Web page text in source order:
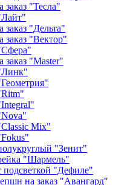
заказ "Тесла"
"Дельта"
заказ "Вектор"
заказ "Master"
Mix"
"Зенит"
"Шармель"
подсветкой "Дефиле"
на заказ "Авангард"